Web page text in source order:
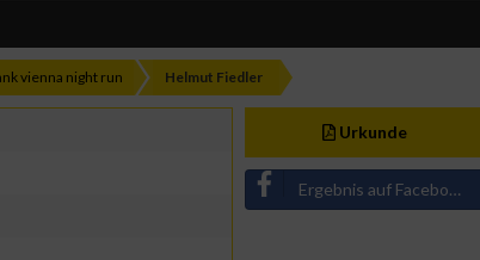
vienna night run Helmut Fiedler
Urkunde
Ergebnis auf Facebook teilen